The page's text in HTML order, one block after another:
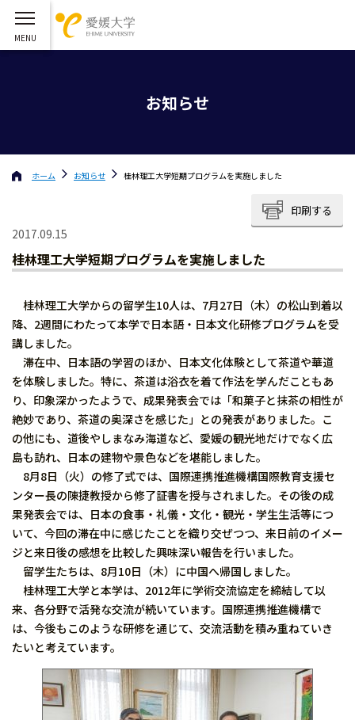
お知らせ
ホーム お知らせ 桂林理工大学短期プログラムを実施しました
印刷する
2017.09.15
桂林理工大学短期プログラムを実施しました
桂林理工大学からの留学生10人は、7月27日（木）の松山到着以
降、2週間にわたって本学で日本語・日本文化研修プログラムを受
講しました。
滞在中、日本語の学習のほか、日本文化体験として茶道や華道
を体験しました。特に、茶道は浴衣を着て作法を学んだこともあ
り、印象深かったようで、成果発表会では「和菓子と抹茶の相性が
絶妙であり、茶道の奥深さを感じた」との発表がありました。こ
の他にも、道後やしまなみ海道など、愛媛の観光地だけでなく広
島も訪れ、日本の建物や景色などを堪能しました。
8月8日（火）の修了式では、国際連携推進機構国際教育支援セ
ンター長の陳捷教授から修了証書を授与されました。その後の成
果発表会では、日本の食事・礼儀・文化・観光・学生生活等につ
いて、今回の滞在中に感じたことを織り交ぜつつ、来日前のイメー
ジと来日後の感想を比較した興味深い報告を行いました。
留学生たちは、8月10日（木）に中国へ帰国しました。
桂林理工大学と本学は、2012年に学術交流協定を締結して以
来、各分野で活発な交流が続いています。国際連携推進機構で
は、今後もこのような研修を通じて、交流活動を積み重ねていき
たいと考えています。